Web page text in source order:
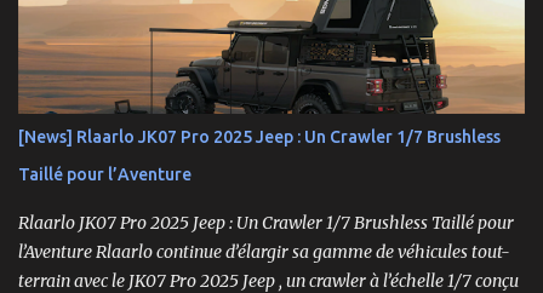
comme un choix incontournable. Conçue pour répondre aux
exigences des pilotes compétitifs, elle se distingue par ses
performances optimales, sa robustesse et sa modularité, des
atouts essentiels sur les circuits off-road.
[News] Rlaarlo JK07 Pro 2025 Jeep : Un Crawler 1/7 Brushless
Taillé pour l’Aventure
Rlaarlo JK07 Pro 2025 Jeep : Un Crawler 1/7 Brushless Taillé pour
l’Aventure Rlaarlo continue d’élargir sa gamme de véhicules tout-
terrain avec le JK07 Pro 2025 Jeep , un crawler à l’échelle 1/7 conçu